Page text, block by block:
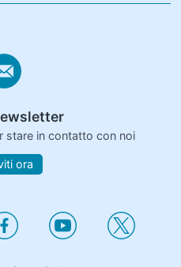
stare in contatto con noi
ora